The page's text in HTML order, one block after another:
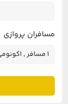
مسافران پروازی